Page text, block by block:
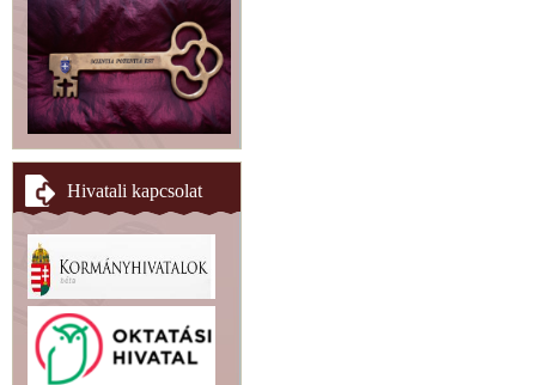
Hivatali kapcsolat